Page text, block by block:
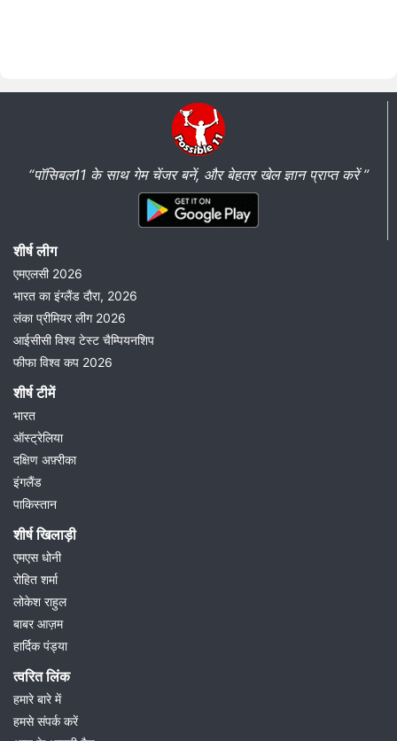
“पॉसिबल11 के साथ गेम चेंजर बनें, और बेहतर खेल ज्ञान प्राप्त करें ”
शीर्ष लीग
एमएलसी 2026
भारत का इंग्लैंड दौरा, 2026
लंका प्रीमियर लीग 2026
आईसीसी विश्व टेस्ट चैम्पियनशिप
फीफा विश्व कप 2026
शीर्ष टीमें
भारत
ऑस्ट्रेलिया
दक्षिण अफ़्रीका
इंगलैंड
पाकिस्तान
शीर्ष खिलाड़ी
एमएस धोनी
रोहित शर्मा
लोकेश राहुल
बाबर आज़म
हार्दिक पंड्या
त्वरित लिंक
हमारे बारे में
हमसे संपर्क करें